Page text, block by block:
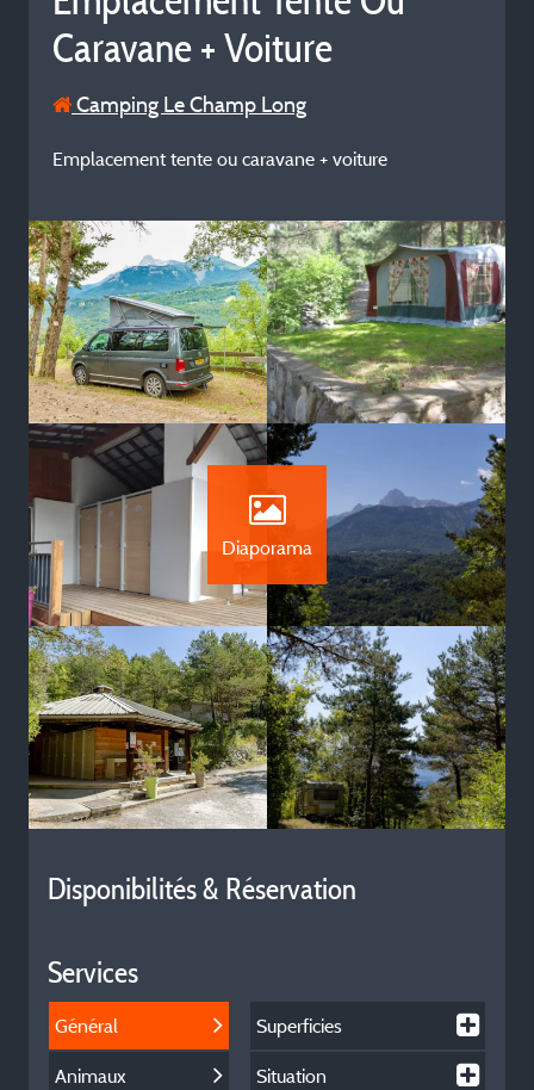
Caravane + Voiture
Camping Le Champ Long
Emplacement tente ou caravane + voiture
Diaporama
Disponibilités & Réservation
Services
Général
Animaux
Superficies
Situation